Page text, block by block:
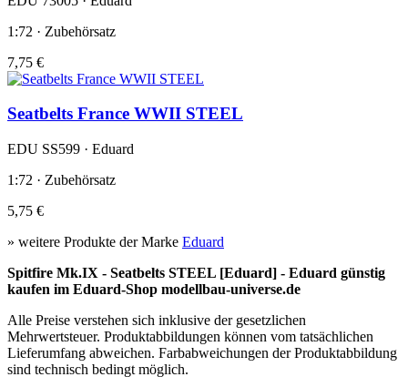
1:72 · Zubehörsatz
7,75 €
Seatbelts France WWII STEEL
EDU SS599 · Eduard
1:72 · Zubehörsatz
5,75 €
» weitere Produkte der Marke Eduard
Spitfire Mk.IX - Seatbelts STEEL [Eduard] - Eduard günstig
kaufen im Eduard-Shop modellbau-universe.de
Alle Preise verstehen sich inklusive der gesetzlichen
Mehrwertsteuer. Produktabbildungen können vom tatsächlichen
Lieferumfang abweichen. Farbabweichungen der Produktabbildung
sind technisch bedingt möglich.